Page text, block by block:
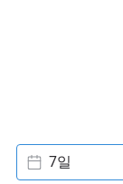
7일